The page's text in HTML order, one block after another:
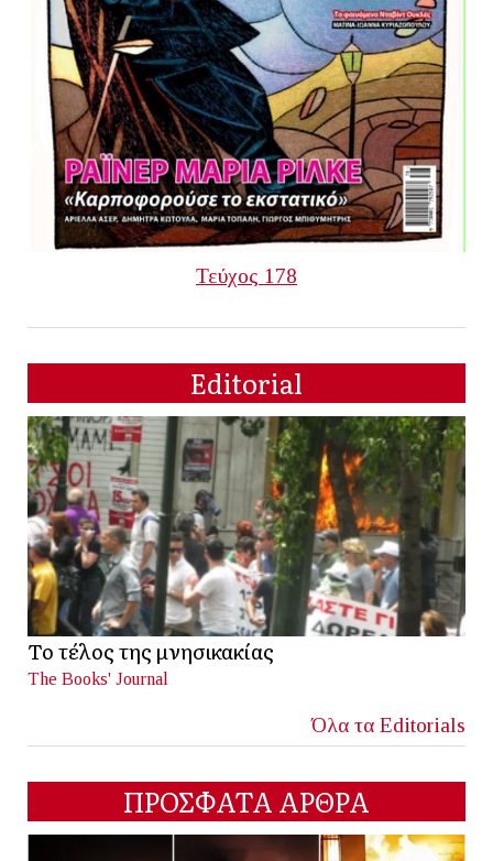
Τεύχος 178
Editorial
Το τέλος της μνησικακίας
The Books' Journal
Όλα τα Editorials
ΠΡΟΣΦΑΤΑ ΑΡΘΡΑ